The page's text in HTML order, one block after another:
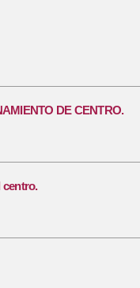
DE CENTRO.
centro.